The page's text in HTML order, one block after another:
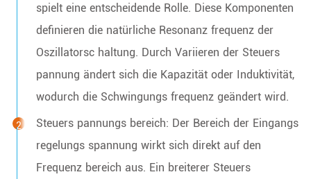
spielt eine entscheidende Rolle. Diese Komponenten
definieren die natürliche Resonanz frequenz der
Oszillatorsc haltung. Durch Variieren der Steuers
pannung ändert sich die Kapazität oder Induktivität,
wodurch die Schwingungs frequenz geändert wird.
Steuers pannungs bereich: Der Bereich der Eingangs
regelungs spannung wirkt sich direkt auf den
Frequenz bereich aus. Ein breiterer Steuers